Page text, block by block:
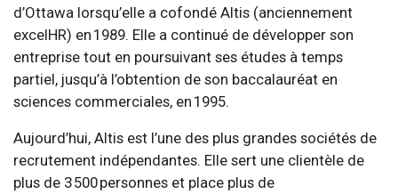
d’Ottawa lorsqu’elle a cofondé Altis (anciennement
excelHR) en 1989. Elle a continué de développer son
entreprise tout en poursuivant ses études à temps
partiel, jusqu’à l’obtention de son baccalauréat en
sciences commerciales, en 1995.
Aujourd’hui, Altis est l’une des plus grandes sociétés de
recrutement indépendantes. Elle sert une clientèle de
plus de 3 500 personnes et place plus de